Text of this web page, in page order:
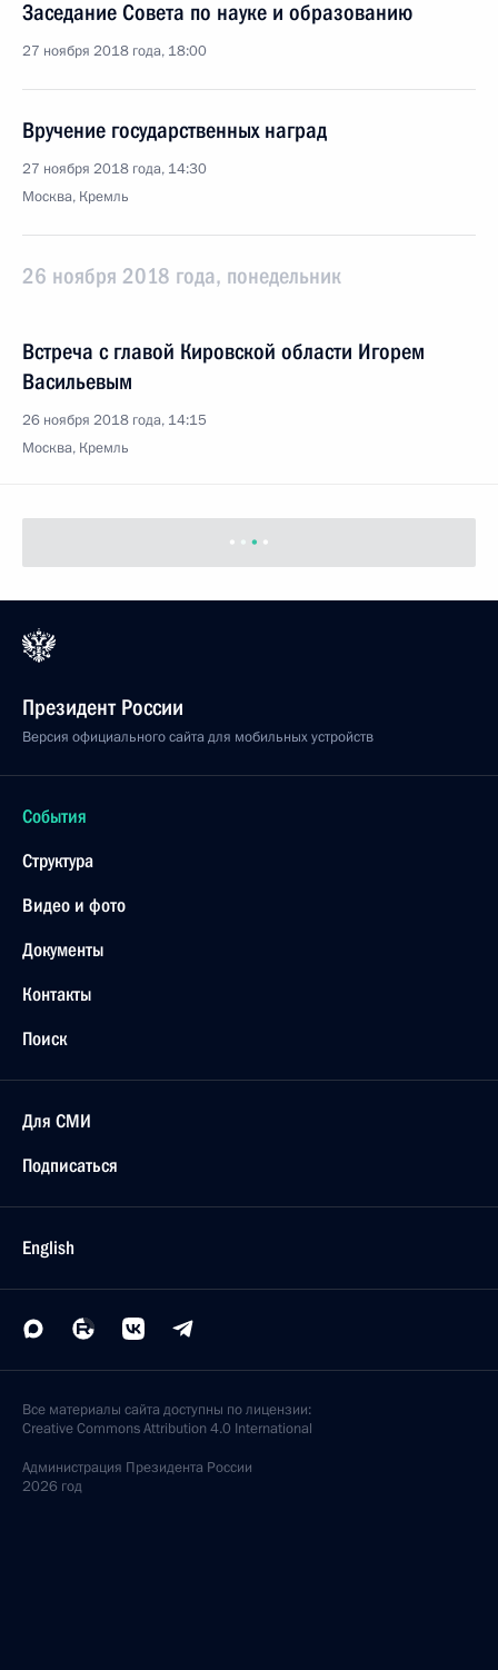
Заседание Совета по науке и образованию
27 ноября 2018 года, 18:00
Вручение государственных наград
27 ноября 2018 года, 14:30
Москва, Кремль
26 ноября 2018 года, понедельник
Васильевым
26 ноября 2018 года, 14:15
Москва, Кремль
Расширенное заседание президиума
Ялта
22 ноября 2018 года, четверг
Итоговое совещание с руководством Минобороны
Анапа
21 ноября 2018 года, среда
Встреча с Президентом Абхазии Раулем
Совещание с руководством Министерства
обороны и предприятий ОПК
21 ноября 2018 года, 15:00
20 ноября 2018 года, вторник
20 ноября 2018 года, 21:00
Сочи